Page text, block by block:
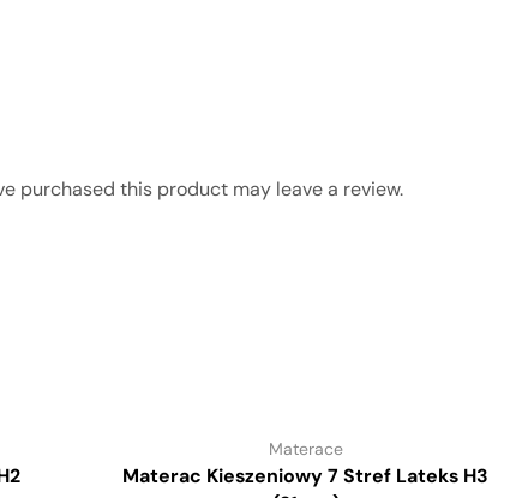
purchased this product may leave a review.
Materace
Materac Kieszeniowy 7 Stref Lateks H3